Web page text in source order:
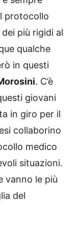
protocollo
più rigidi al
qualche
in questi
. C’è
giovani
in giro per il
collaborino
medico
situazioni.
vanno le più
del